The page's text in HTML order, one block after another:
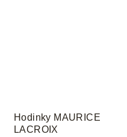
Hodinky MAURICE
LACROIX